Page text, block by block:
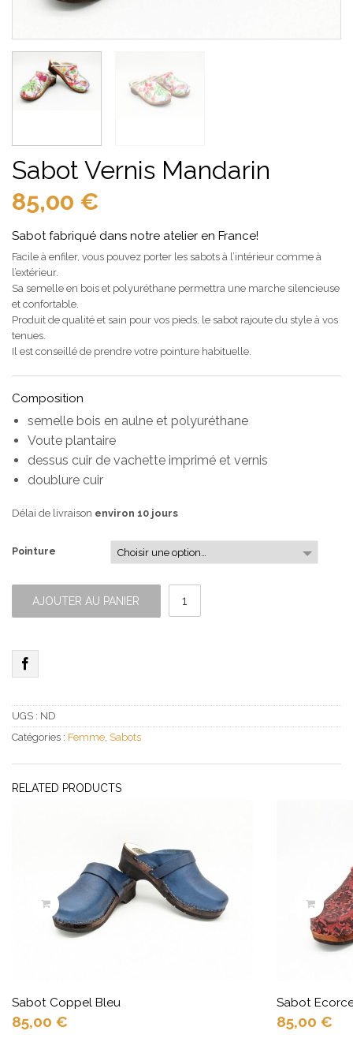
Sabot Vernis Mandarin
85,00 €
Sabot fabriqué dans notre atelier en France!
Facile à enfiler, vous pouvez porter les sabots à l’intérieur comme à
l’extérieur.
Sa semelle en bois et polyuréthane permettra une marche silencieuse
et confortable.
Produit de qualité et sain pour vos pieds, le sabot rajoute du style à vos
tenues.
Il est conseillé de prendre votre pointure habituelle.
Composition
semelle bois en aulne et polyuréthane
Voute plantaire
dessus cuir de vachette imprimé et vernis
doublure cuir
Délai de livraison environ 10 jours
Pointure
AJOUTER AU PANIER
quantité
Sabot
UGS : ND
Catégories : Femme, Sabots
RELATED PRODUCTS
Sabot Coppel Bleu
85,00 €
Sabot
85,00 €